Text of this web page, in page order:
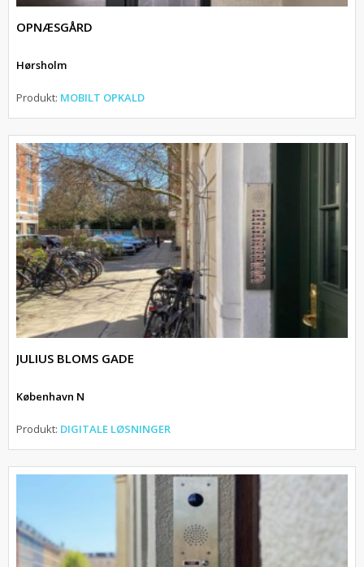
OPNÆSGÅRD
Hørsholm
Produkt: MOBILT OPKALD
JULIUS BLOMS GADE
København N
Produkt: DIGITALE LØSNINGER